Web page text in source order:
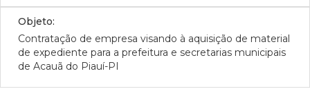
Objeto:
Contratação de empresa visando à aquisição de material
de expediente para a prefeitura e secretarias municipais
de Acauã do Piauí-PI